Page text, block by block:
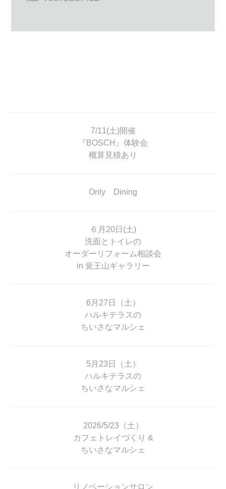
7/11(土)開催
『BOSCH』体験会
概算見積あり
Only Dining
６月20日(土)
洗面とトイレの
オーダーリフォーム相談会
in 覚王山ギャラリー
6月27日（土）
ハルキテラスの
ちいさなマルシェ
5月23日（土）
ハルキテラスの
ちいさなマルシェ
2026/5/23（土）
カフェトレイづくり &
ちいさなマルシェ
リノベーションサロン